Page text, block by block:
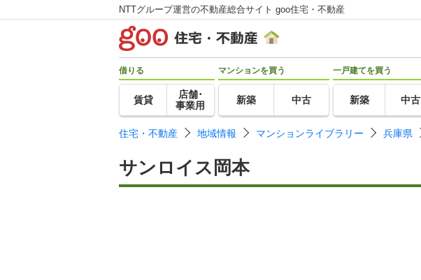
NTTグループ運営の不動産総合サイト goo住宅・不動産
借りる
賃貸
店舗･
事業用
マンションを買う
新築 中古
一戸建てを買う
新築 中古
住宅・不動産 地域情報 マンションライブラリー 兵庫県
サンロイス岡本